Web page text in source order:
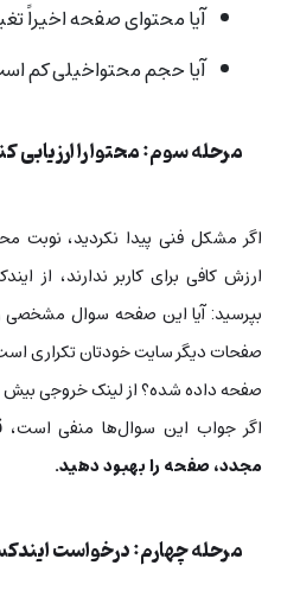
آیا محتوای صفحه اخیراً
آیا حجم محتواخیلی کم
مرحله سوم: محتوا را ارزیابی
اگر مشکل فنی پیدا نکردید، نوبت
ارزش کافی برای کاربر ندارند، از
بپرسید: آیا این صفحه سوال مشخصی
صفحات دیگر سایت خودتان تکراری
صفحه داده شده؟ از لینک خروجی بیش
اگر جواب این سوال‌ها منفی است،
مجدد، صفحه را بهبود دهید.
مرحله چهارم: درخواست